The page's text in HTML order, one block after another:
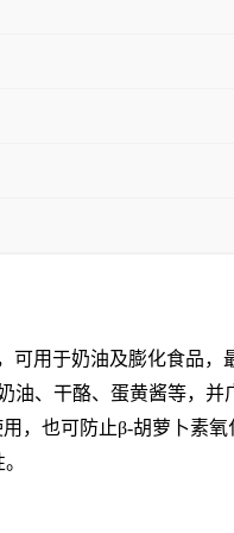
用于奶油及膨化食品
油、干酪、蛋黄酱等，
，也可防止β-胡萝卜素